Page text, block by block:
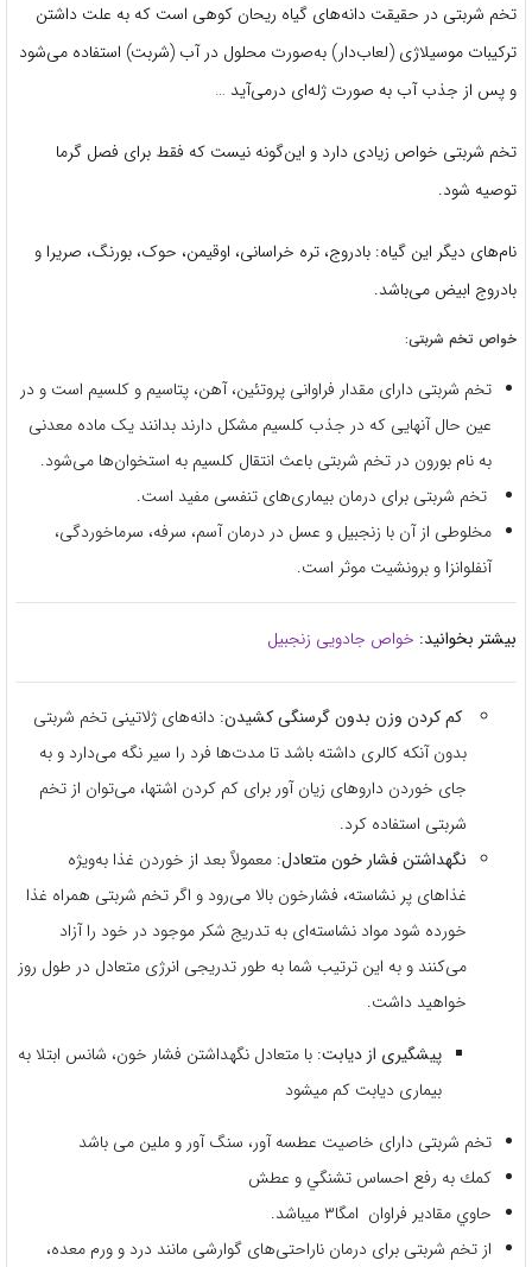
تخم شربتی در حقیقت دانه‌های گیاه ریحان كوهی است که به علت داشتن
ترکیبات موسیلاژی (لعاب‌دار) به‌صورت محلول در آب (شربت) استفاده می‌شود
و پس از جذب آب به صورت ژله‌ای درمی‌آید …
تخم شربتی خواص زیادی دارد و این‌گونه نیست که فقط برای فصل گرما
توصیه شود.
نام‌های دیگر این گیاه: بادروج، تره خراسانی، اوقیمن، حوک، بورنگ، صریرا و
بادروج ابیض می‌باشد.
خواص تخم شربتی:
تخم شربتی دارای مقدار فراوانی پروتئین، آهن، پتاسیم و کلسیم است و در
عین حال آنهایی که در جذب کلسیم مشکل دارند بدانند یک ماده معدنی
به نام بورون در تخم شربتی باعث انتقال کلسیم به استخوان‌ها می‌شود.
تخم شربتی برای درمان بیماری‌های تنفسی مفید است.
مخلوطی از آن با زنجبیل و عسل در درمان آسم، سرفه، سرماخوردگی،
آنفلوانزا و برونشیت موثر است.
بیشتر بخوانید: خواص جادویی زنجبیل
کم کردن وزن بدون گرسنگی کشیدن: دانه‌های ژلاتینی تخم شربتی
بدون آنکه کالری داشته باشد تا مدت‌ها فرد را سیر نگه می‌دارد و به
جای خوردن داروهای زیان آور برای کم کردن اشتها، می‌توان از تخم
شربتی استفاده کرد.
نگهداشتن فشار خون متعادل: معمولاً بعد از خوردن غذا به‌ویژه
غذاهای پر نشاسته، فشارخون بالا می‌رود و اگر تخم شربتی همراه غذا
خورده شود مواد نشاسته‌ای به تدریج شکر موجود در خود را آزاد
می‌کنند و به این ترتیب شما به طور تدریجی انرژی متعادل در طول روز
خواهید داشت.
پيشگيری از ديابت: با متعادل نگهداشتن فشار خون، شانس ابتلا به
بیماری دیابت کم میشود
تخم شربتی دارای خاصیت عطسه آور، سنگ آور و ملین می باشد
كمك به رفع احساس تشنگي و عطش
حاوي مقادير فراوان امگا۳ میباشد.
از تخم شربتی برای درمان ناراحتی‌های گوارشی مانند درد و ورم معده،